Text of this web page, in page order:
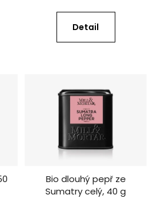
Detail
Bio dlouhý pepř ze
Sumatry celý, 40 g